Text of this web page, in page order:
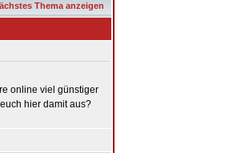
Thema anzeigen
online viel günstiger
hier damit aus?